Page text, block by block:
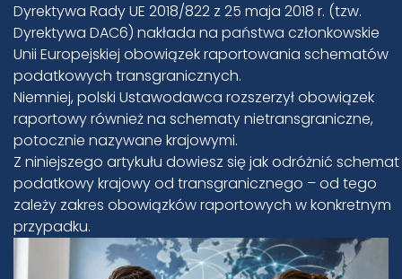
Dyrektywa Rady UE 2018/822 z 25 maja 2018 r. (tzw.
Dyrektywa DAC6) nakłada na państwa członkowskie
Unii Europejskiej obowiązek raportowania schematów
podatkowych transgranicznych.
Niemniej, polski Ustawodawca rozszerzył obowiązek
raportowy również na schematy nietransgraniczne,
potocznie nazywane krajowymi.
Z niniejszego artykułu dowiesz się jak odróżnić schemat
podatkowy krajowy od transgranicznego – od tego
zależy zakres obowiązków raportowych w konkretnym
przypadku.